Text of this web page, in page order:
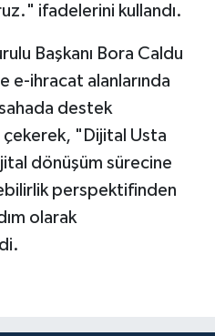
ifadelerini kullandı.
Başkanı Bora Caldu
e-ihracat alanlarında
destek
çekerek, "Dijital Usta
dönüşüm sürecine
perspektifinden
olarak